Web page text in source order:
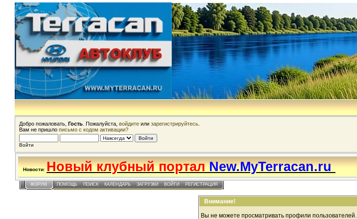
Добро пожаловать, Гость . Пожалуйста, войдите или зарегистрируйтесь
Вам не пришло письмо с кодом активации?
Войти
Новости: Новый клубный порталNew.MyTerracan.ru
ФОРУМ ПОМОЩЬ ПОИСК КАЛЕНДАРЬ ЗАГРУЗКИ ВОЙТИ РЕГИСТРАЦИЯ
Внимание!
Вы не можете просматривать профили пользователей.